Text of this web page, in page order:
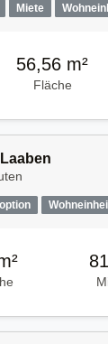
Miete
56,56 m²
Fläche